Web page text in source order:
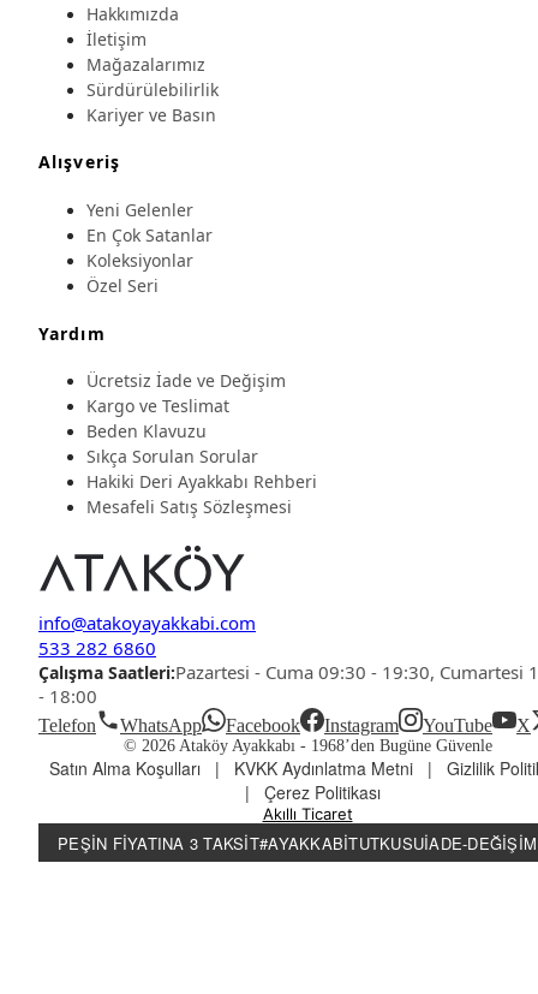
Hakkımızda
İletişim
Mağazalarımız
Sürdürülebilirlik
Kariyer ve Basın
Alışveriş
Yeni Gelenler
En Çok Satanlar
Koleksiyonlar
Özel Seri
Yardım
Ücretsiz İade ve Değişim
Kargo ve Teslimat
Beden Klavuzu
Sıkça Sorulan Sorular
Hakiki Deri Ayakkabı Rehberi
Mesafeli Satış Sözleşmesi
info@atakoyayakkabi.com
533 282 6860
Çalışma Saatleri:Pazartesi - Cuma 09:30 - 19:30, Cumartesi
- 18:00
Telefon WhatsApp Facebook Instagram YouTube X
© 2026 Ataköy Ayakkabı - 1968’den Bugüne Güvenle
Satın Alma Koşulları | KVKK Aydınlatma Metni |
Gizlilik
|
Çerez Politikası
Akıllı Ticaret
PEŞIN FIYATINA 3 TAKSIT#AYAKKABITUTKUSUİADE-DEĞIŞIM